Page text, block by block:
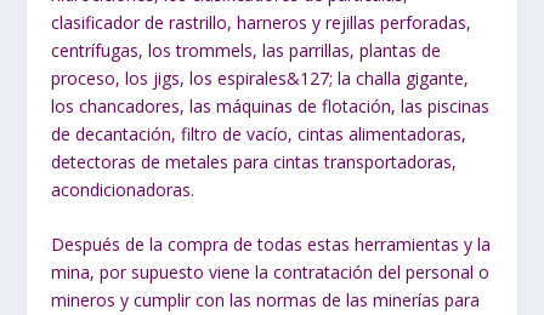
clasificador de rastrillo, harneros y rejillas perforadas,
centrífugas, los trommels, las parrillas, plantas de
proceso, los jigs, los espirales&127; la challa gigante,
los chancadores, las máquinas de flotación, las piscinas
de decantación, filtro de vacío, cintas alimentadoras,
detectoras de metales para cintas transportadoras,
acondicionadoras.
Después de la compra de todas estas herramientas y la
mina, por supuesto viene la contratación del personal o
mineros y cumplir con las normas de las minerías para